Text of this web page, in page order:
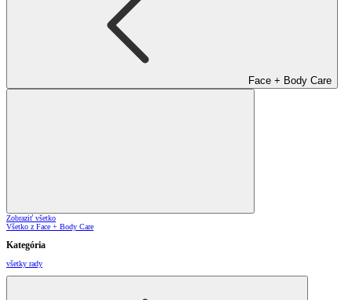
Face + Body Care
Zobraziť všetko
Všetko z Face + Body Care
Kategória
všetky rady